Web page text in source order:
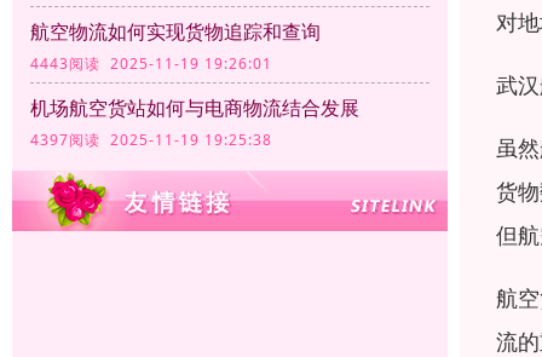
航空物流如何实现货物追踪和查询
4443阅读 2025-11-19 19:26:01
机场航空货站如何与电商物流结合发展
4397阅读 2025-11-19 19:25:38
对
武
虽
货
但
航
流